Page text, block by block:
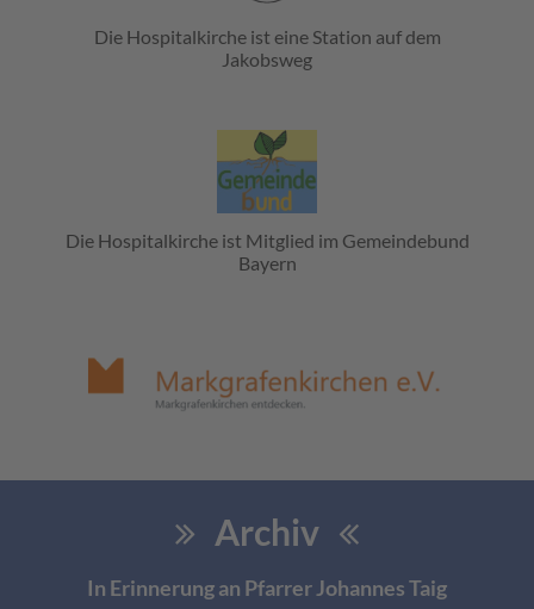
Die Hospitalkirche ist eine Station auf dem
Jakobsweg
Die Hospitalkirche ist Mitglied im Gemeindebund
Bayern
Archiv
In Erinnerung an Pfarrer Johannes Taig